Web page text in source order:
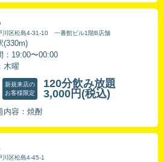
川区松島4-31-10 一番館ビル1階B店舗
(330m)
：19:00〜00:00
木曜
新規来店の
お客様限定
120分飲み放題
3,000円 (税込)
内容：焼酎
川区松島4-45-1